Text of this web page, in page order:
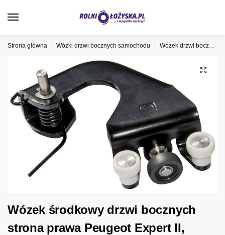
Strona główna / Wózki drzwi bocznych samochodu / Wózek drzwi bocznych Peugeot
Wózek środkowy drzwi bocznych
strona prawa Peugeot Expert II,